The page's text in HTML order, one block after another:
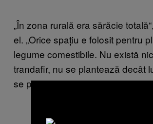
„În zona rurală era sărăcie totală“
el. „Orice spațiu e folosit pentru
legume comestibile. Nu există
trandafir, nu se plantează decât
se pot mânca.”